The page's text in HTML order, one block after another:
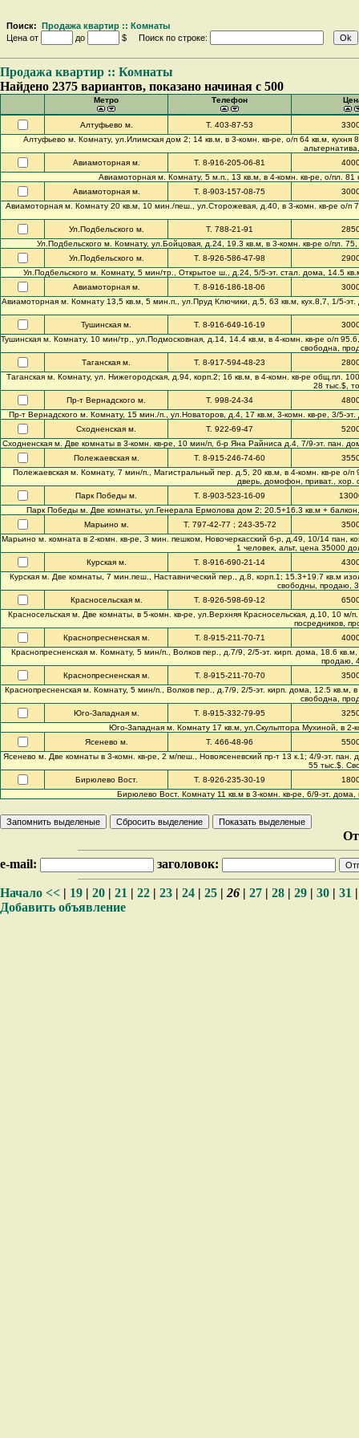
Поиск: Продажа квартир :: Комнаты
Цена от
до $ Поиск по строке:
Продажа квартир :: Комнаты
Найдено 2375 вариантов, показано начиная с 500
Метро Телефон
Алтуфьево м. Т. 403-87-53
Алтуфьево м. Комнату, ул.Илимская дом 2; 14 кв.м, в 3-комн. кв-ре, о/п 64 кв.м,
Авиамоторная м.
Т. 8-916-205-06-81
Авиамоторная м. Комнату, 5 м.п., 13 кв.м, в 4-комн. кв-ре, о/пл.
Авиамоторная м.
Т. 8-903-157-08-75
Авиамоторная м. Комнату 20 кв.м, 10 мин./пеш., ул.Сторожевая, д.40, в 3-комн. кв-ре о/п
Ул.Подбельского м. Т. 788-21-91
Ул.Подбельского м. Комнату, ул.Бойцовая, д.24, 19.3 кв.м, в 3-комн. кв-ре о/пл.
Ул.Подбельского м.
Т. 8-926-586-47-98
Ул.Подбельского м. Комнату, 5 мин/тр., Открытое ш., д.24, 5/5-эт. стал. дома, 14.5
Авиамоторная м.
Т. 8-916-186-18-06
Авиамоторная м. Комнату 13,5 кв.м, 5 мин.п., ул.Пруд Ключики, д.5, 63 кв.м, кух.8,7, 1/5-
Тушинская м. Т. 8-916-649-16-19
Тушинская м. Комнату, 10 мин/тр., ул.Подмосковная, д.14, 14.4 кв.м, в 4-комн. кв-ре о/п
свободна,
Таганская м.
Т. 8-917-594-48-23
Таганская м. Комнату, ул. Нижегородская, д.94, корп.2; 16 кв.м, в 4-комн. кв-ре общ.пл.
28 тыс.$,
Пр-т Вернадского м.
Т. 998-24-34
Пр-т Вернадского м. Комнату, 15 мин./п., ул.Новаторов, д.4, 17 кв.м, 3-комн. кв-ре, 3/5-
Сходненская м.
Т. 922-69-47
Сходненская м. Две комнаты в 3-комн. кв-ре, 10 мин/п, б-р Яна Райниса д.4, 7/9-эт. пан.
Полежаевская м.
Т. 8-915-246-74-60
Полежаевская м. Комнату, 7 мин/п., Магистральный пер. д.5, 20 кв.м, в 4-комн. кв-ре о/
дверь, домофон, приват., хор.
Парк Победы м.
Т. 8-903-523-16-09
Парк Победы м. Две комнаты, ул.Генерала Ермолова дом 2; 20.5+16.3 кв.м +
Марьино м.
Т. 797-42-77 ; 243-35-72
Марьино м. комната в 2-комн. кв-ре, 3 мин. пешком, Новочеркасский б-р, д.49, 10/14 пан,
1 человек, альт, цена 35000
Курская м.
Т. 8-916-690-21-14
Курская м. Две комнаты, 7 мин.пеш., Наставнический пер., д.8, корп.1; 15.3+19.7 кв.м
свободны, продаю,
Красносельская м.
Т. 8-926-598-69-12
Красносельская м. Две комнаты, в 5-комн. кв-ре, ул.Верхняя Красносельская, д.10, 10
посредников,
Краснопресненская м.
Т. 8-915-211-70-71
Краснопресненская м. Комнату, 5 мин/п., Волков пер., д.7/9, 2/5-эт. кирп. дома, 18.6
продаю,
Краснопресненская м.
Т. 8-915-211-70-70
Краснопресненская м. Комнату, 5 мин/п., Волков пер., д.7/9, 2/5-эт. кирп. дома, 12.5 кв.м,
свободна,
Юго-Западная м.
Т. 8-915-332-79-95
Юго-Западная м. Комнату 17 кв.м, ул.Скульптора Мухиной, в
Ясенево м.
Т. 466-48-96
Ясенево м. Две комнаты в 3-комн. кв-ре, 2 м/пеш., Новоясеневский пр-т 13 к.1; 4/9-эт.
55 тыс.$.
Бирюлево Вост.
Т. 8-926-235-30-19
Бирюлево Вост. Комнату 11 кв.м в 3-комн. кв-ре, 6/9-эт.
e-mail: заголовок:
Начало << | 19 | 20 | 21 | 22 | 23 | 24 | 25 | 26 | 27 | 28 | 29 | 30 | 31
Добавить объявление